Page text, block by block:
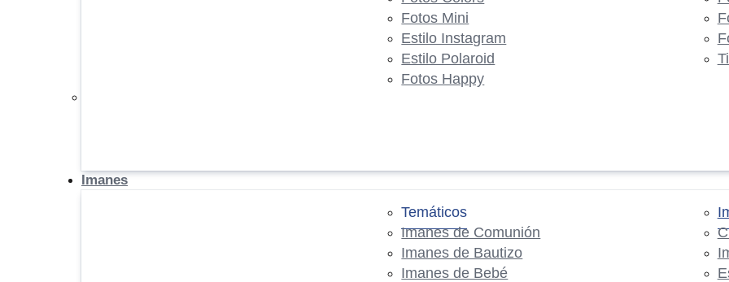
Fotos Mini
Estilo Instagram
Estilo Polaroid
Fotos Happy
Imanes
Temáticos
Imanes de Comunión
Imanes de Bautizo
Imanes de Bebé